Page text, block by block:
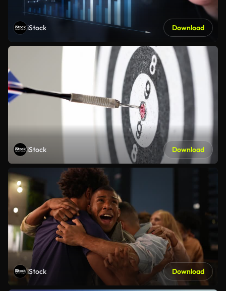
iStock Download
iStock Download
iStock Download